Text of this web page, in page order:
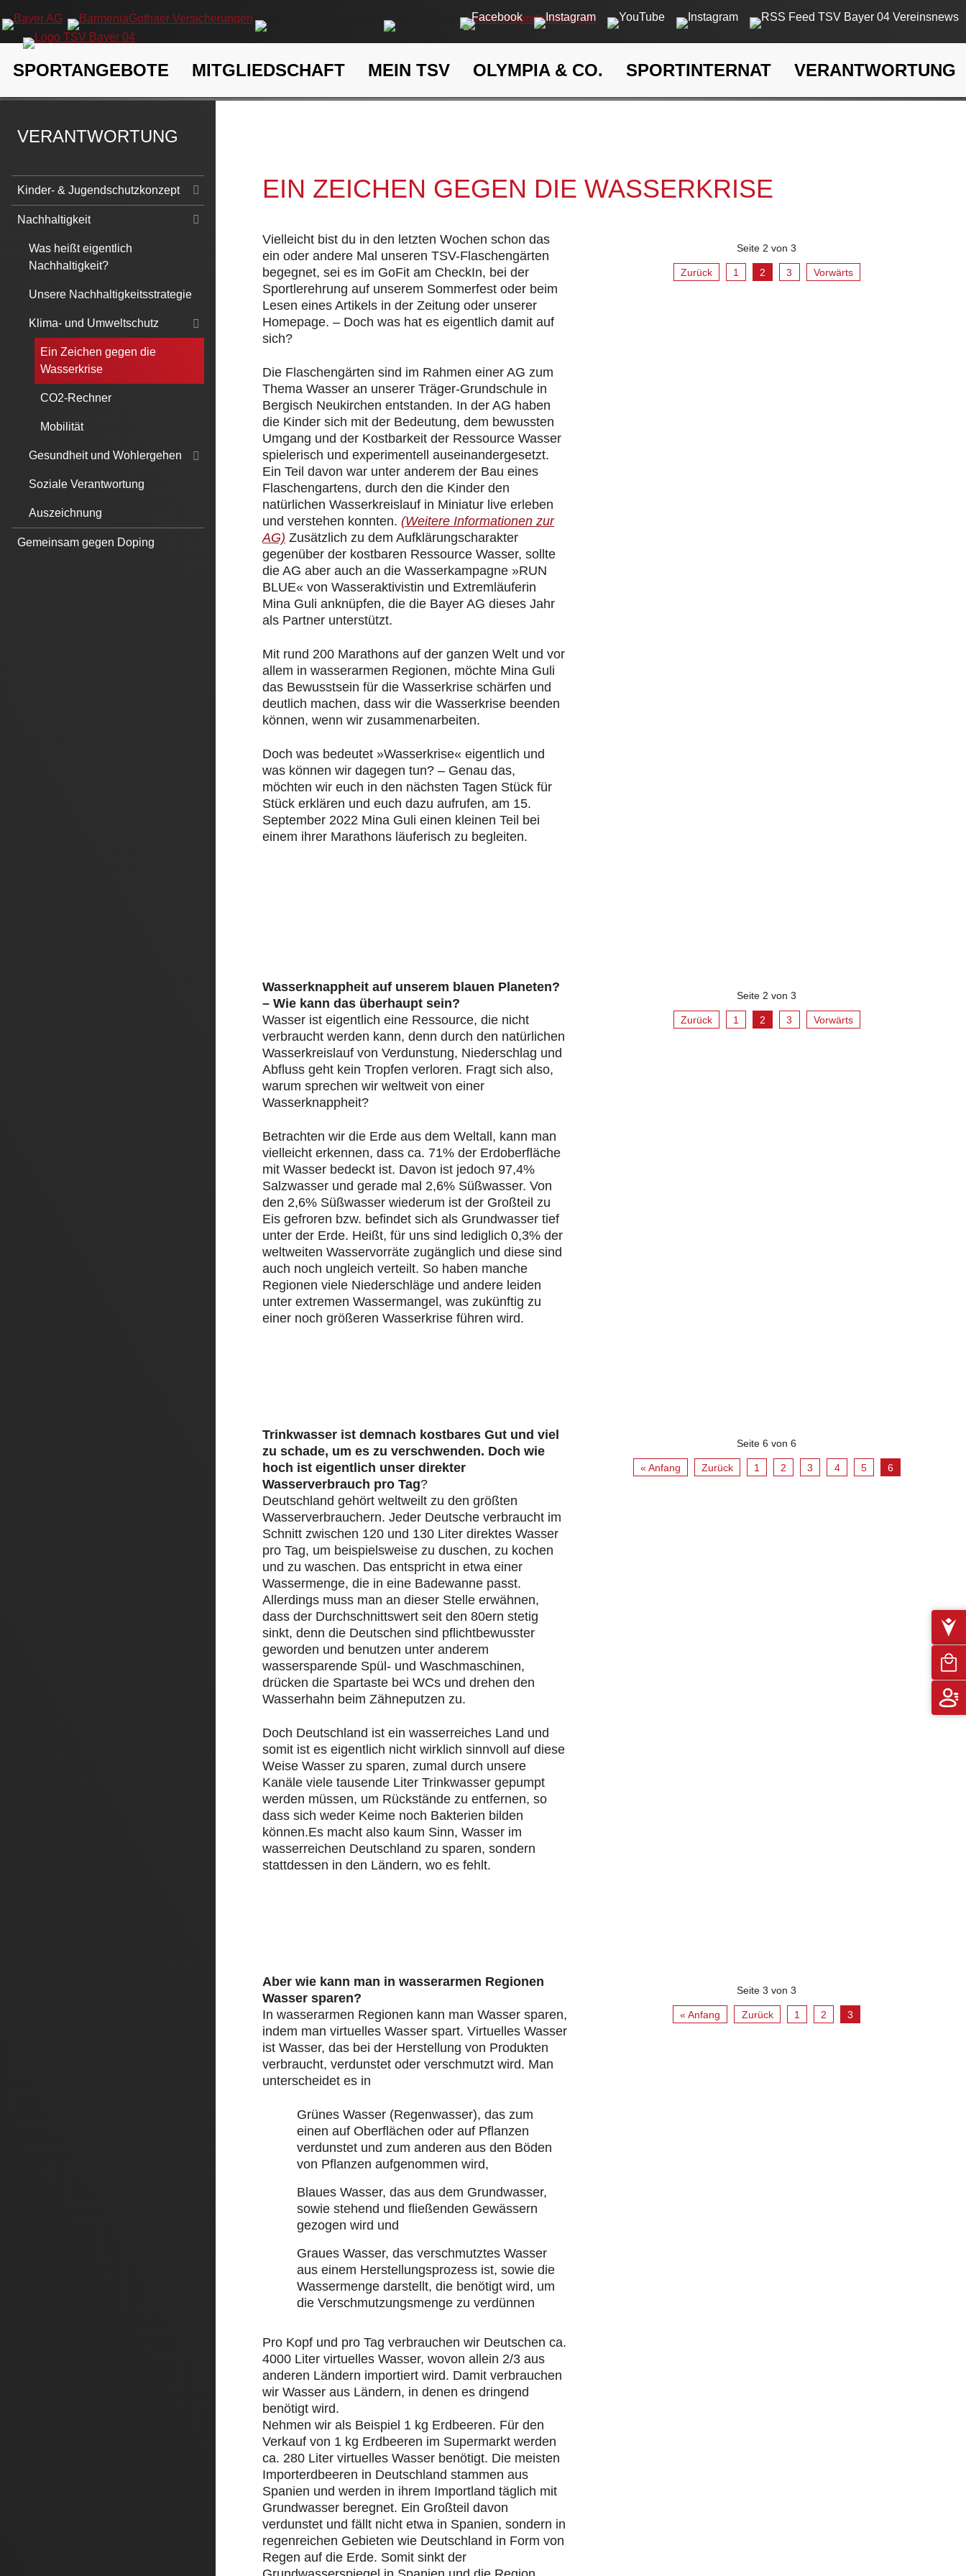
Navigation
überspringen
SPORTANGEBOTE MITGLIEDSCHAFT MEIN TSV OLYMPIA & CO. SPORTINTERNAT VERANTWORTUNG
EIN ZEICHEN GEGEN DIE WASSERKRISE
Vielleicht bist du in den letzten Wochen schon das
ein oder andere Mal unseren TSV-Flaschengärten
begegnet, sei es im GoFit am CheckIn, bei der
Sportlerehrung auf unserem Sommerfest oder beim
Lesen eines Artikels in der Zeitung oder unserer
Homepage. – Doch was hat es eigentlich damit auf
sich?
Die Flaschengärten sind im Rahmen einer AG zum
Thema Wasser an unserer Träger-Grundschule in
Bergisch Neukirchen entstanden. In der AG haben
die Kinder sich mit der Bedeutung, dem bewussten
Umgang und der Kostbarkeit der Ressource Wasser
spielerisch und experimentell auseinandergesetzt.
Ein Teil davon war unter anderem der Bau eines
Flaschengartens, durch den die Kinder den
natürlichen Wasserkreislauf in Miniatur live erleben
und verstehen konnten. (Weitere Informationen zur
AG) Zusätzlich zu dem Aufklärungscharakter
gegenüber der kostbaren Ressource Wasser, sollte
die AG aber auch an die Wasserkampagne »RUN
BLUE« von Wasseraktivistin und Extremläuferin
Mina Guli anknüpfen, die die Bayer AG dieses Jahr
als Partner unterstützt.
Mit rund 200 Marathons auf der ganzen Welt und vor
allem in wasserarmen Regionen, möchte Mina Guli
das Bewusstsein für die Wasserkrise schärfen und
deutlich machen, dass wir die Wasserkrise beenden
können, wenn wir zusammenarbeiten.
Doch was bedeutet »Wasserkrise« eigentlich und
was können wir dagegen tun? – Genau das,
möchten wir euch in den nächsten Tagen Stück für
Stück erklären und euch dazu aufrufen, am 15.
September 2022 Mina Guli einen kleinen Teil bei
einem ihrer Marathons läuferisch zu begleiten.
Seite 2 von 3
Zurück 1 2 3 Vorwärts
Wasserknappheit auf unserem blauen Planeten?
– Wie kann das überhaupt sein?
Wasser ist eigentlich eine Ressource, die nicht
verbraucht werden kann, denn durch den natürlichen
Wasserkreislauf von Verdunstung, Niederschlag und
Abfluss geht kein Tropfen verloren. Fragt sich also,
warum sprechen wir weltweit von einer
Wasserknappheit?
Betrachten wir die Erde aus dem Weltall, kann man
vielleicht erkennen, dass ca. 71% der Erdoberfläche
mit Wasser bedeckt ist. Davon ist jedoch 97,4%
Salzwasser und gerade mal 2,6% Süßwasser. Von
den 2,6% Süßwasser wiederum ist der Großteil zu
Eis gefroren bzw. befindet sich als Grundwasser tief
unter der Erde. Heißt, für uns sind lediglich 0,3% der
weltweiten Wasservorräte zugänglich und diese sind
auch noch ungleich verteilt. So haben manche
Regionen viele Niederschläge und andere leiden
unter extremen Wassermangel, was zukünftig zu
einer noch größeren Wasserkrise führen wird.
Seite 2 von 3
Zurück 1 2 3 Vorwärts
Trinkwasser ist demnach kostbares Gut und viel
zu schade, um es zu verschwenden. Doch wie
hoch ist eigentlich unser direkter
Wasserverbrauch pro Tag?
Deutschland gehört weltweilt zu den größten
Wasserverbrauchern. Jeder Deutsche verbraucht im
Schnitt zwischen 120 und 130 Liter direktes Wasser
pro Tag, um beispielsweise zu duschen, zu kochen
und zu waschen. Das entspricht in etwa einer
Wassermenge, die in eine Badewanne passt.
Allerdings muss man an dieser Stelle erwähnen,
dass der Durchschnittswert seit den 80ern stetig
sinkt, denn die Deutschen sind pflichtbewusster
geworden und benutzen unter anderem
wassersparende Spül- und Waschmaschinen,
drücken die Spartaste bei WCs und drehen den
Wasserhahn beim Zähneputzen zu.
Doch Deutschland ist ein wasserreiches Land und
somit ist es eigentlich nicht wirklich sinnvoll auf diese
Weise Wasser zu sparen, zumal durch unsere
Kanäle viele tausende Liter Trinkwasser gepumpt
werden müssen, um Rückstände zu entfernen, so
dass sich weder Keime noch Bakterien bilden
können.Es macht also kaum Sinn, Wasser im
wasserreichen Deutschland zu sparen, sondern
stattdessen in den Ländern, wo es fehlt.
Seite 6 von 6
« Anfang Zurück 1 2 3 4 5 6
Aber wie kann man in wasserarmen Regionen
Wasser sparen?
In wasserarmen Regionen kann man Wasser sparen,
indem man virtuelles Wasser spart. Virtuelles Wasser
ist Wasser, das bei der Herstellung von Produkten
verbraucht, verdunstet oder verschmutzt wird. Man
unterscheidet es in
Grünes Wasser (Regenwasser), das zum
einen auf Oberflächen oder auf Pflanzen
verdunstet und zum anderen aus den Böden
von Pflanzen aufgenommen wird,
Blaues Wasser, das aus dem Grundwasser,
sowie stehend und fließenden Gewässern
gezogen wird und
Graues Wasser, das verschmutztes Wasser
aus einem Herstellungsprozess ist, sowie die
Wassermenge darstellt, die benötigt wird, um
die Verschmutzungsmenge zu verdünnen
Pro Kopf und pro Tag verbrauchen wir Deutschen ca.
4000 Liter virtuelles Wasser, wovon allein 2/3 aus
anderen Ländern importiert wird. Damit verbrauchen
wir Wasser aus Ländern, in denen es dringend
benötigt wird.
Nehmen wir als Beispiel 1 kg Erdbeeren. Für den
Verkauf von 1 kg Erdbeeren im Supermarkt werden
ca. 280 Liter virtuelles Wasser benötigt. Die meisten
Importerdbeeren in Deutschland stammen aus
Spanien und werden in ihrem Importland täglich mit
Grundwasser beregnet. Ein Großteil davon
verdunstet und fällt nicht etwa in Spanien, sondern in
regenreichen Gebieten wie Deutschland in Form von
Regen auf die Erde. Somit sinkt der
Seite 3 von 3
« Anfang Zurück 1 2 3
VERANTWORTUNG
Navigation
überspringen
Kinder- & Jugendschutzkonzept
Nachhaltigkeit
Was heißt eigentlich
Nachhaltigkeit?
Unsere Nachhaltigkeitsstrategie
Klima- und Umweltschutz
Ein Zeichen gegen die
Wasserkrise
CO2-Rechner
Mobilität
Gesundheit und Wohlergehen
Soziale Verantwortung
Auszeichnung
Gemeinsam gegen Doping